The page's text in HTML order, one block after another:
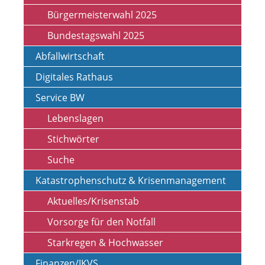
Bürgermeisterwahl 2025
Bundestagswahl 2025
Abfallwirtschaft
Digitales Rathaus
Service BW
Lebenslagen
Stichwörter
Suche
Katastrophenschutz & Krisenmanagement
Aktuelles/Krisenstab
Vorsorge für den Notfall
Starkregen & Hochwasser